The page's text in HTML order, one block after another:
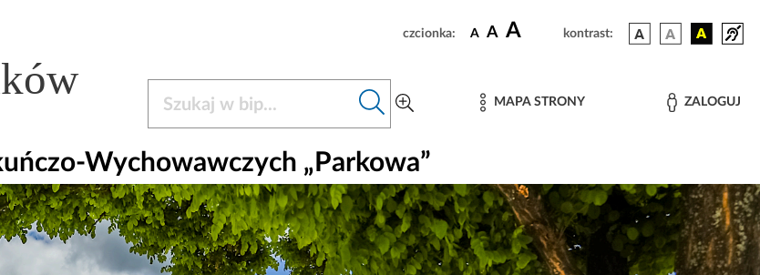
czcionka: A A A kontrast:
MAPA STRONY ZALOGUJ
Wychowawczych „Parkowa”